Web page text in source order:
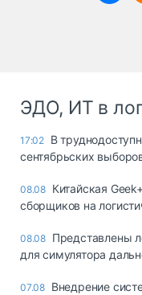
ЭДО, ИТ в
17:02 В
сентябрьских
08.08 Китайская
сборщиков на
08.08 Представлены
для симулятора
07.08 Внедрение